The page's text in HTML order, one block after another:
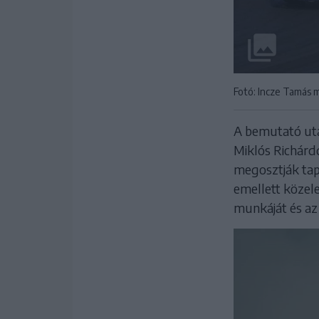
Fotó: Incze Tamás
A bemutató
Miklós
megosztják
emellett
munkáját és